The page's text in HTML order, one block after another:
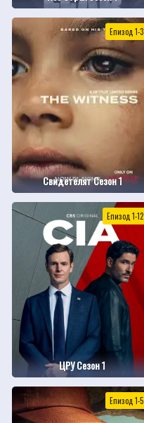
Епизод 1-3
Свидетелят Сезон 1
Епизод 1-12
ЦРУ Сезон 1
Епизод 1-5